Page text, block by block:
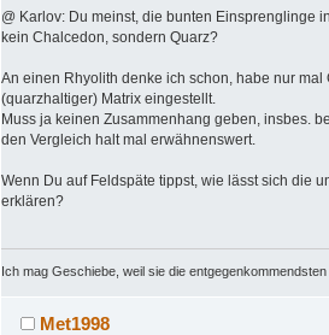
@ Karlov: Du meinst, die bunten Einsprenglinge
kein Chalcedon, sondern Quarz?
An einen Rhyolith denke ich schon, habe nur
(quarzhaltiger) Matrix eingestellt.
Muss ja keinen Zusammenhang geben, insbes.
den Vergleich halt mal erwähnenswert.
Wenn Du auf Feldspäte tippst, wie lässt sich die
erklären?
Ich mag Geschiebe, weil sie die entgegenkommendsten
Met1998